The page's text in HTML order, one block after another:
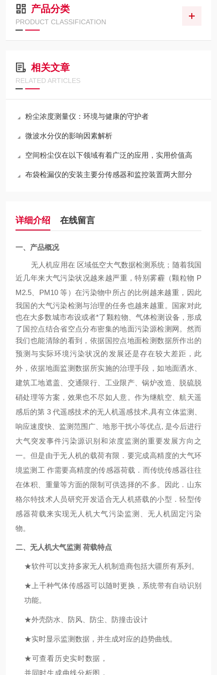
产品分类
PRODUCT CLASSIFICATION
相关文章
RELATED ARTICLES
粉尘浓度测量仪：环境与健康的守护者
微波水分仪的影响因素解析
空间粉尘仪在以下领域有着广泛的应用，实用价值高
布袋检漏仪的安装主要分传感器和监控装置两大部分
详细介绍 在线留言
一、产品概况
无人机应用在 区域低空大气数据检测系统；随着我国
近几年来大气污染状况越来越严重，特别雾霾（颗粒物 P
M2.5
PM10等）在污染物中所占的比例越来越重，因此
我国的大气污染检测与治理的任务也越来越重。国家对此
也在大多数城市布设或者*了颗粒物、气体检测设备，形成
了国控点结合省空点分布密集的地面污染源检测网。然而
我们也能清除的看到，依据国控点地面检测数据所作出的
预测与实际环境污染状况的发展还是存在较大差距，此
外，依据地面监测数据所实施的治理手段，如地面洒水、
建筑工地遮盖、交通限行、工业限产、锅炉改造、脱硫脱
硝处理等方案，效果也不尽如人意。作为继航空、航天遥
感后的第 3代遥感技术的无人机遥感技术,具有立体监测、
响应速度快、监测范围广、地形干扰小等优点, 是今后进行
大气突发事件污染源识别和浓 度监测的重要发展方向之
一。但是由于无人机的载荷有限．要完成高精度的大气环
境监测工 作需要高精度的传感器荷载．而传统传感器往往
在体积、重量等方面的限制可供选择的不多。因此． 山东
格尔特技术人员研究开发适合无人机搭载的小型．轻型传
感器荷载来实现无人机大气污染监测、无人机固定污染
物。
二、 无人机大气监测 荷载特点
★软件可以支持多家无人机制造商包括大疆所有系列。
★ 上千种气体传感器可以随时更换，系统带有自动识别
功能。
★外壳防水、防风、防尘、防撞击设计
★实时显示监测数据，并生成对应的趋势曲线。
★可查看历史实时数据，
并同时生成曲线分析图，